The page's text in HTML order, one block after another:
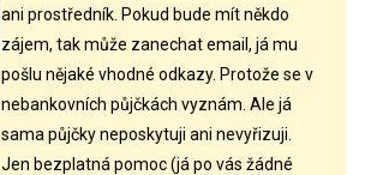
ani prostředník. Pokud bude mít někdo
zájem, tak může zanechat email, já mu
pošlu nějaké vhodné odkazy. Protože se v
nebankovních půjčkách vyznám. Ale já
sama půjčky neposkytuji ani nevyřizuji.
Jen bezplatná pomoc (já po vás žádné